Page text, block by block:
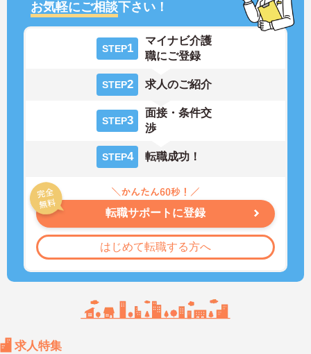
お気軽にご相談下さい！
STEP1
マイナビ介護
職にご登録
STEP2 求人のご紹介
STEP3
面接・条件交
渉
STEP4 転職成功！
転職サポートに登録
はじめて転職する方へ
求人特集